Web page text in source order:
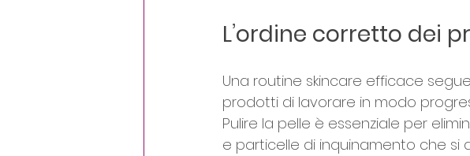
L’ordine corretto dei
Una routine skincare efficace
prodotti di lavorare in modo
Pulire la pelle è essenziale per
e particelle di inquinamento che si